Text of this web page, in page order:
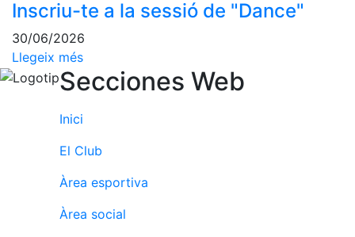
Talks
Calendari
d'Activitats
Socials
Jocs de taula
Penyes del
Center
Servei de
Inscriu-te a la sessió de "Dance"
30/06/2026
Llegeix més
Secciones Web
Inici
El Club
Àrea esportiva
Àrea social